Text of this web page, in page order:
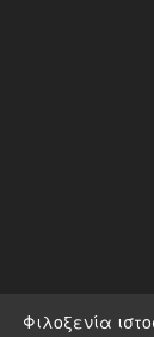
Φιλοξενία